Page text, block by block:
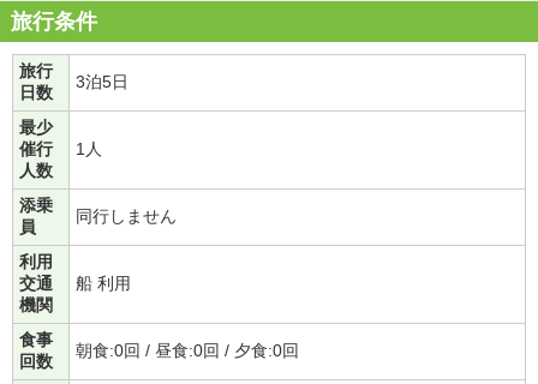
旅行条件
旅行
日数
3泊5日
最少
催行
人数
1人
添乗
員
同行しません
利用
交通
機関
船 利用
食事
回数
朝食:0回 / 昼食:0回 / 夕食:0回